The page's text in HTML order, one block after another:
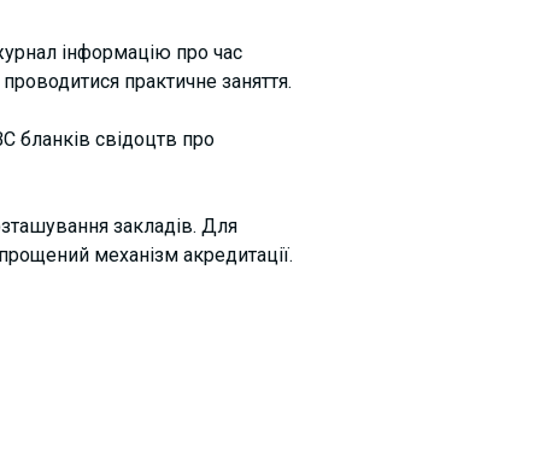
інформацію про час
практичне заняття.
бланків свідоцтв про
закладів. Для
механізм акредитації.